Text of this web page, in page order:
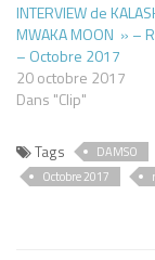
INTERVIEW de
MWAKA MOON » –
– Octobre 2017
20 octobre 2017
Dans "Clip"
Tags DAMSO
Octobre 2017